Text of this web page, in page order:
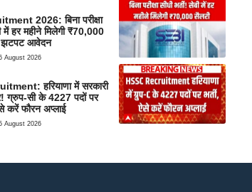
2026: बिना परीक्षा
में हर महीने मिलेगी ₹70,000
झटपट आवेदन
August 2026
हरियाणा में सरकारी
ग्रुप-सी के 4227 पदों पर
करें फौरन अप्लाई
August 2026